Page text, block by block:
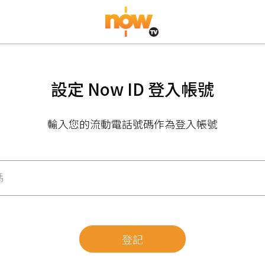
設定 Now ID 登入帳號
輸入您的流動電話號碼作為登入帳號
登記